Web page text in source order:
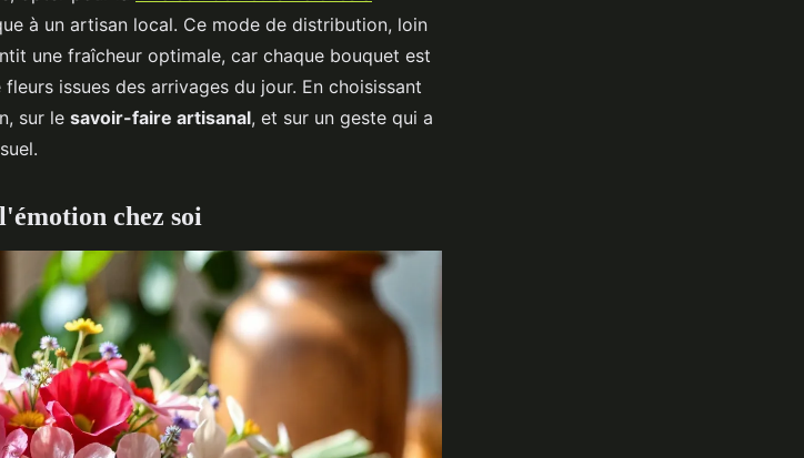
à un artisan local. Ce mode de distribution, loin
une fraîcheur optimale, car chaque bouquet est
issues des arrivages du jour. En choisissant
sur le savoir-faire artisanal, et sur un geste qui a
chez soi